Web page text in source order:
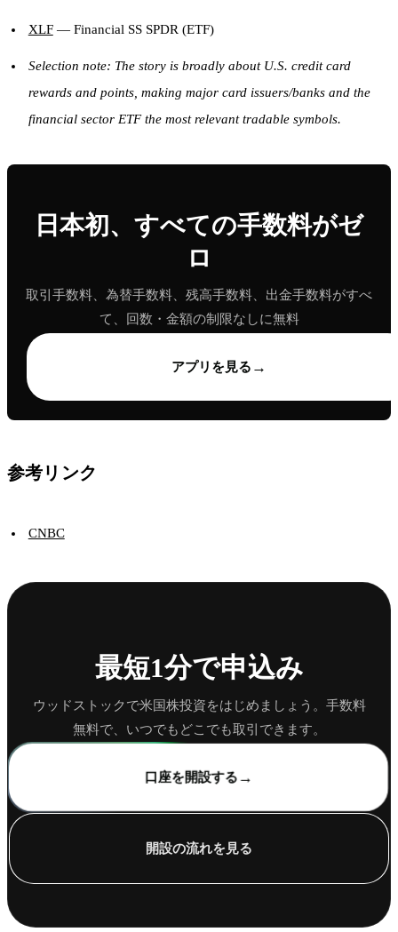
XLF— Financial SS SPDR (ETF)
Selection note: The story is broadly about U.S. credit card
rewards and points, making major card issuers/banks and the
financial sector ETF the most relevant tradable symbols.
日本初、すべての手数料がゼ
ロ
取引手数料、為替手数料、残高手数料、出金手数料がすべ
て、回数・金額の制限なしに無料
アプリを見る →
参考リンク
CNBC
最短1分で申込み
ウッドストックで米国株投資をはじめましょう。手数料
無料で、いつでもどこでも取引できます。
口座を開設する→
開設の流れを見る